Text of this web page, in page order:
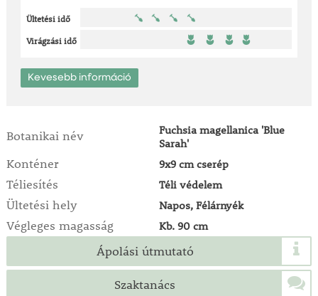
Ültetési idő
Virágzási idő
Kevesebb információ
Botanikai név
Fuchsia magellanica 'Blue
Sarah'
Konténer 9x9 cm cserép
Téliesítés Téli védelem
Ültetési hely Napos, Félárnyék
Végleges magasság Kb. 90 cm
Ápolási útmutató
Szaktanács